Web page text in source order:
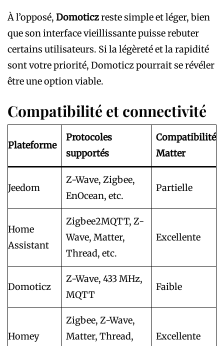
À l’opposé, Domoticzreste simple et léger, bien
que son interface vieillissante puisse rebuter
certains utilisateurs. Si la légèreté et la rapidité
sont votre priorité, Domoticz pourrait se révéler
être une option viable.
Compatibilité et connectivité
Plateforme
Protocoles
supportés
Compatibilité
Matter
Jeedom
Z-Wave, Zigbee,
EnOcean, etc.
Partielle
Home
Assistant
Zigbee2MQTT, Z-
Wave, Matter,
Thread, etc.
Excellente
Domoticz
Z-Wave, 433 MHz,
MQTT
Faible
Homey
Zigbee, Z-Wave,
Matter, Thread,
Excellente